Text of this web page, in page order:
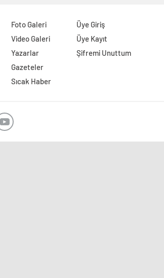
Foto Galeri
Video Galeri
Yazarlar
Gazeteler
Sıcak Haber
Üye Giriş
Üye Kayıt
Şifremi Unuttum